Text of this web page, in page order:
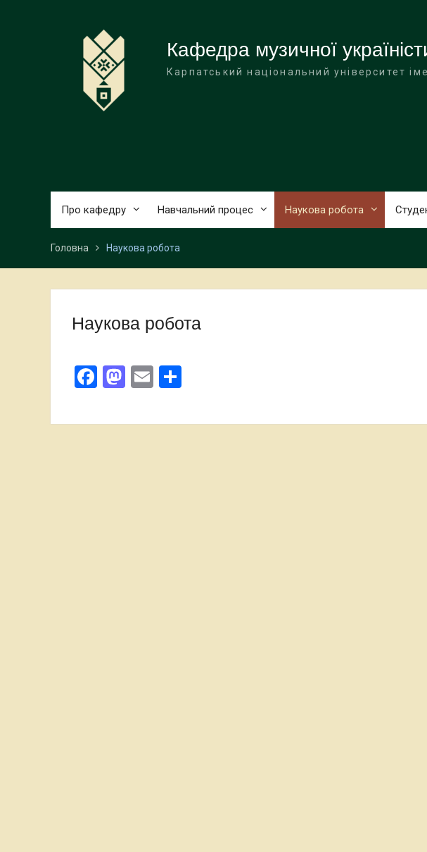
Кафедра музичної
Карпатський національний університет
Про кафедру Навчальний процес Наукова робота
Головна Наукова робота
Наукова робота
Facebook
Mastodon
Email